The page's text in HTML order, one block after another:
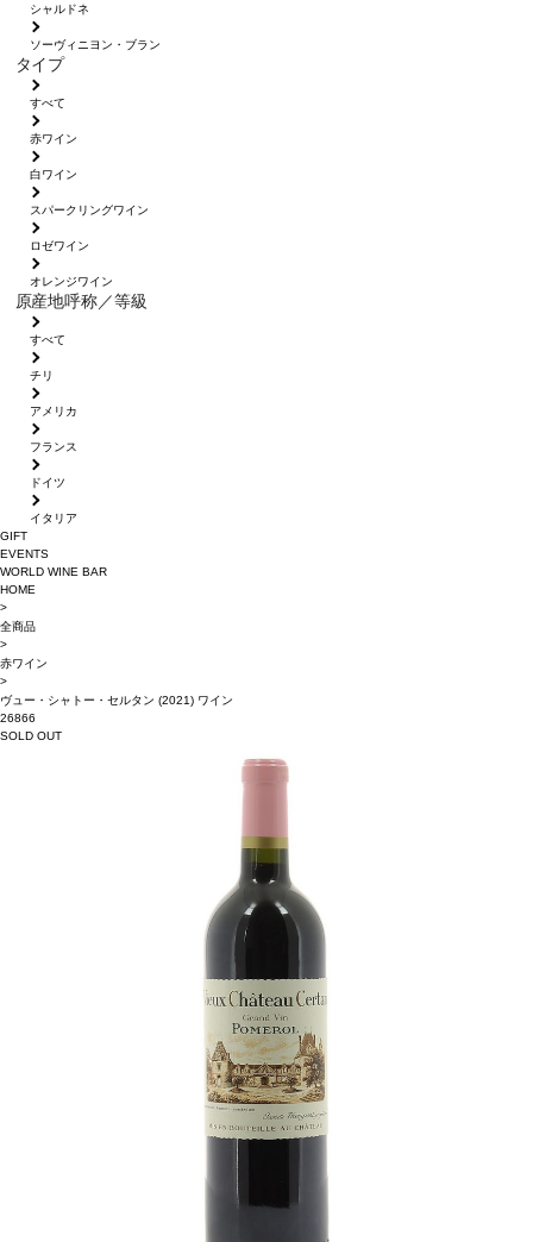
シャルドネ
ソーヴィニヨン・ブラン
タイプ
すべて
赤ワイン
白ワイン
スパークリングワイン
ロゼワイン
オレンジワイン
原産地呼称／等級
すべて
チリ
アメリカ
フランス
ドイツ
イタリア
GIFT
EVENTS
WORLD WINE BAR
HOME
>
全商品
>
赤ワイン
>
ヴュー・シャトー・セルタン (2021) ワイン
26866
SOLD OUT